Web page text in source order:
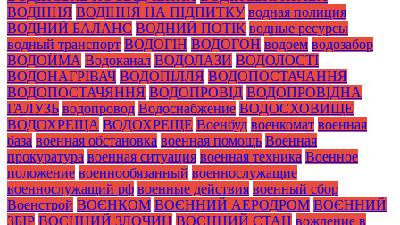
ВОДІННЯ ВОДІННЯ НА ПІДПИТКУ водная полиция
ВОДНИЙ БАЛАНС ВОДНИЙ ПОТІК водные ресурсы
водный транспорт ВОДОГІН ВОДОГОН водоем водозабор
ВОДОЙМА Водоканал ВОДОЛАЗИ ВОДОЛОСТІ
ВОДОНАГРІВАЧ ВОДОПІЛЛЯ ВОДОПОСТАЧАННЯ
ВОДОПОСТАЧЯННЯ ВОДОПРОВІД ВОДОПРОВІДНА
ГАЛУЗЬ водопровод Водоснабжение ВОДОСХОВИЩЕ
ВОДОХРЕЩА ВОДОХРЕЩЕ Военбуд военкомат военная
база военная обстановка военная помощь Военная
прокуратура военная ситуация военная техника Военное
положение военнообязанный военнослужащие
военнослужащий рф военные действия военный сбор
Военстрой ВОЄНКОМ ВОЄННИЙ АЕРОДРОМ ВОЄННИЙ
ЗБІР ВОЄННИЙ ЗЛОЧИН ВОЄННИЙ СТАН вождение в